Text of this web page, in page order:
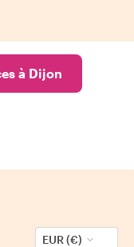
à Dijon
EUR (€)